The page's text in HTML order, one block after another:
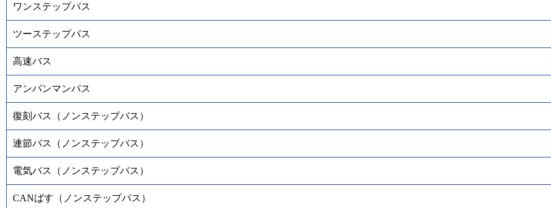
ワンステップバス
ツーステップバス
高速バス
アンパンマンバス
復刻バス（ノンステップバス）
連節バス（ノンステップバス）
電気バス（ノンステップバス）
CANばす（ノンステップバス）